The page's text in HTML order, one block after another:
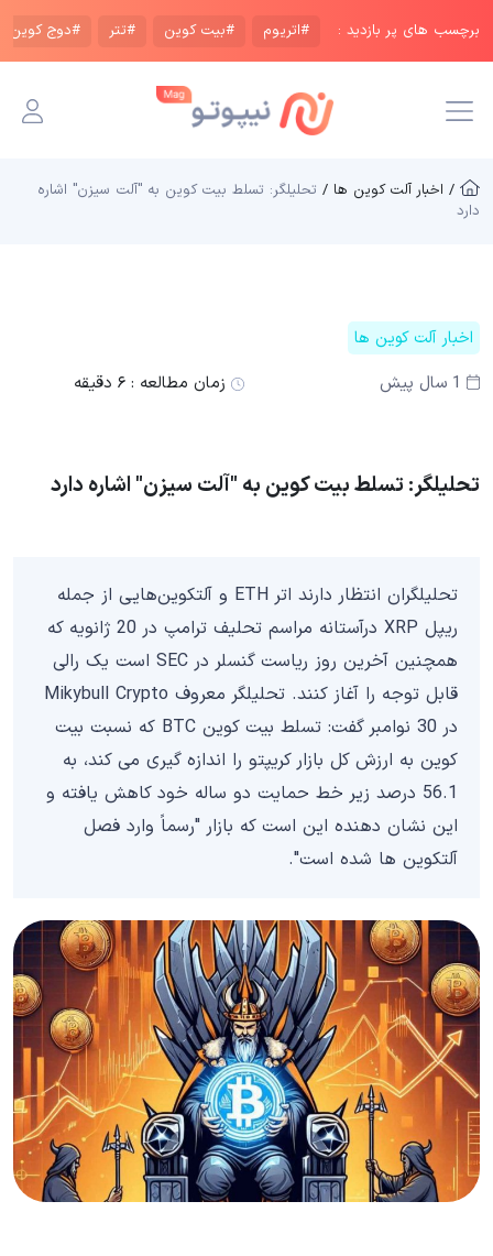
برچسب های پر بازدید : #اتریوم #بیت کوین #تتر #دوج کوین
/ اخبار آلت کوین ها / تحلیلگر: تسلط بیت کوین به "آلت سیزن" اشاره
دارد
اخبار آلت کوین ها
1 سال پیش
زمان مطالعه : ۶ دقیقه
تحلیلگر: تسلط بیت کوین به "آلت سیزن" اشاره دارد
تحلیلگران انتظار دارند اتر ETH و آلتکوین‌هایی از جمله
ریپل XRP درآستانه مراسم تحلیف ترامپ در 20 ژانویه که
همچنین آخرین روز ریاست گنسلر در SEC است یک رالی
قابل توجه را آغاز کنند. تحلیلگر معروف Mikybull Crypto
در 30 نوامبر گفت: تسلط بیت کوین BTC که نسبت بیت
کوین به ارزش کل بازار کریپتو را اندازه گیری می کند، به
56.1 درصد زیر خط حمایت دو ساله خود کاهش یافته و
این نشان دهنده این است که بازار "رسماً وارد فصل
آلتکوین ها شده است".